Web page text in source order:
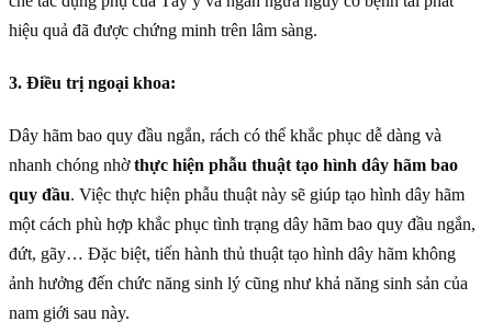
hiệu quả đã được chứng minh trên lâm sàng.
3. Điều trị ngoại khoa:
Dây hãm bao quy đầu ngắn, rách có thể khắc phục dễ dàng và
nhanh chóng nhờthực hiện phẫu thuật tạo hình dây hãm bao
quy đầu. Việc thực hiện phẫu thuật này sẽ giúp tạo hình dây hãm
một cách phù hợp khắc phục tình trạng dây hãm bao quy đầu ngắn,
đứt, gãy… Đặc biệt, tiến hành thủ thuật tạo hình dây hãm không
ảnh hưởng đến chức năng sinh lý cũng như khả năng sinh sản của
nam giới sau này.